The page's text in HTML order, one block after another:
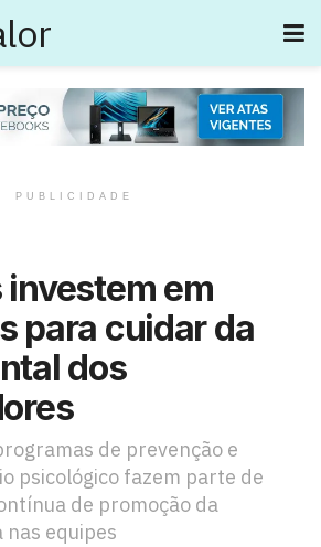
PUBLICIDADE
investem em
para cuidar da
dos
de prevenção e
psicológico fazem parte de
de promoção da
nas equipes